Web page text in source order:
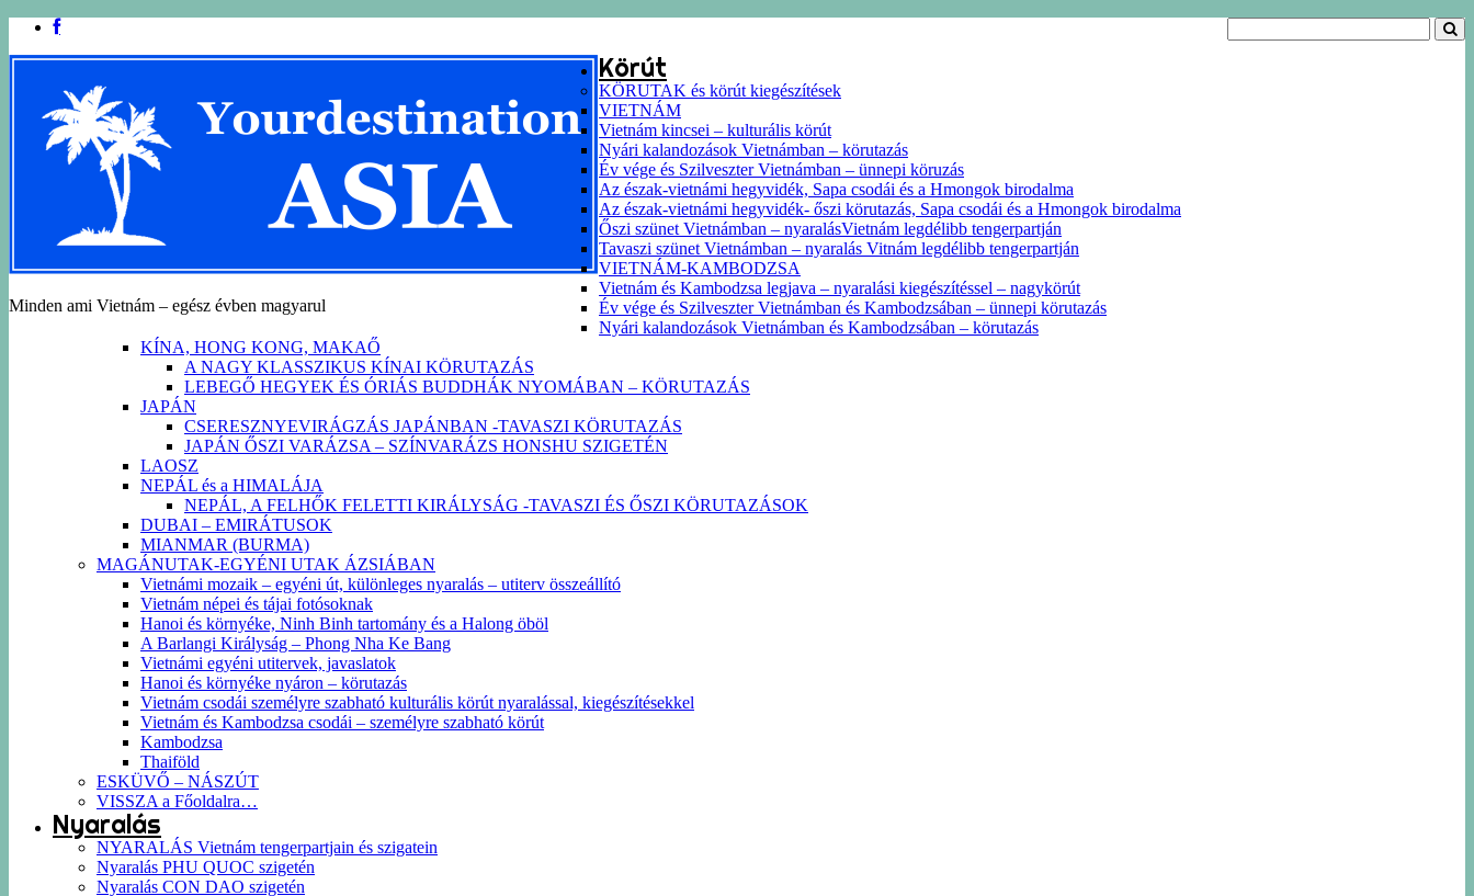
Minden ami Vietnám – egész évben magyarul
Körút
KÖRUTAK és körút kiegészítések
VIETNÁM
Vietnám kincsei – kulturális körút
Nyári kalandozások Vietnámban – körutazás
Év vége és Szilveszter Vietnámban – ünnepi köruzás
Az észak-vietnámi hegyvidék, Sapa csodái és a Hmongok birodalma
Az észak-vietnámi hegyvidék- őszi körutazás, Sapa csodái és a Hmongok birodalma
Őszi szünet Vietnámban – nyaralásVietnám legdélibb tengerpartján
Tavaszi szünet Vietnámban – nyaralás Vitnám legdélibb tengerpartján
VIETNÁM-KAMBODZSA
Vietnám és Kambodzsa legjava – nyaralási kiegészítéssel – nagykörút
Év vége és Szilveszter Vietnámban és Kambodzsában – ünnepi körutazás
Nyári kalandozások Vietnámban és Kambodzsában – körutazás
KÍNA, HONG KONG, MAKAŐ
A NAGY KLASSZIKUS KÍNAI KÖRUTAZÁS
LEBEGŐ HEGYEK ÉS ÓRIÁS BUDDHÁK NYOMÁBAN – KÖRUTAZÁS
JAPÁN
CSERESZNYEVIRÁGZÁS JAPÁNBAN -TAVASZI KÖRUTAZÁS
JAPÁN ŐSZI VARÁZSA – SZÍNVARÁZS HONSHU SZIGETÉN
LAOSZ
NEPÁL és a HIMALÁJA
NEPÁL, A FELHŐK FELETTI KIRÁLYSÁG -TAVASZI ÉS ŐSZI KÖRUTAZÁSOK
DUBAI – EMIRÁTUSOK
MIANMAR (BURMA)
MAGÁNUTAK-EGYÉNI UTAK ÁZSIÁBAN
Vietnámi mozaik – egyéni út, különleges nyaralás – utiterv összeállító
Vietnám népei és tájai fotósoknak
Hanoi és környéke, Ninh Binh tartomány és a Halong öböl
A Barlangi Királyság – Phong Nha Ke Bang
Vietnámi egyéni utitervek, javaslatok
Hanoi és környéke nyáron – körutazás
Vietnám csodái személyre szabható kulturális körút nyaralással, kiegészítésekkel
Vietnám és Kambodzsa csodái – személyre szabható körút
Kambodzsa
Thaiföld
ESKÜVŐ – NÁSZÚT
VISSZA a Főoldalra…
Nyaralás
NYARALÁS Vietnám tengerpartjain és szigatein
Nyaralás PHU QUOC szigetén
Nyaralás CON DAO szigetén